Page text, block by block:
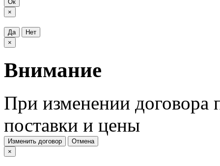
Ок
×
Да
Нет
×
Внимание
При изменении договора
поставки и цены
Изменить договор
Отмена
×